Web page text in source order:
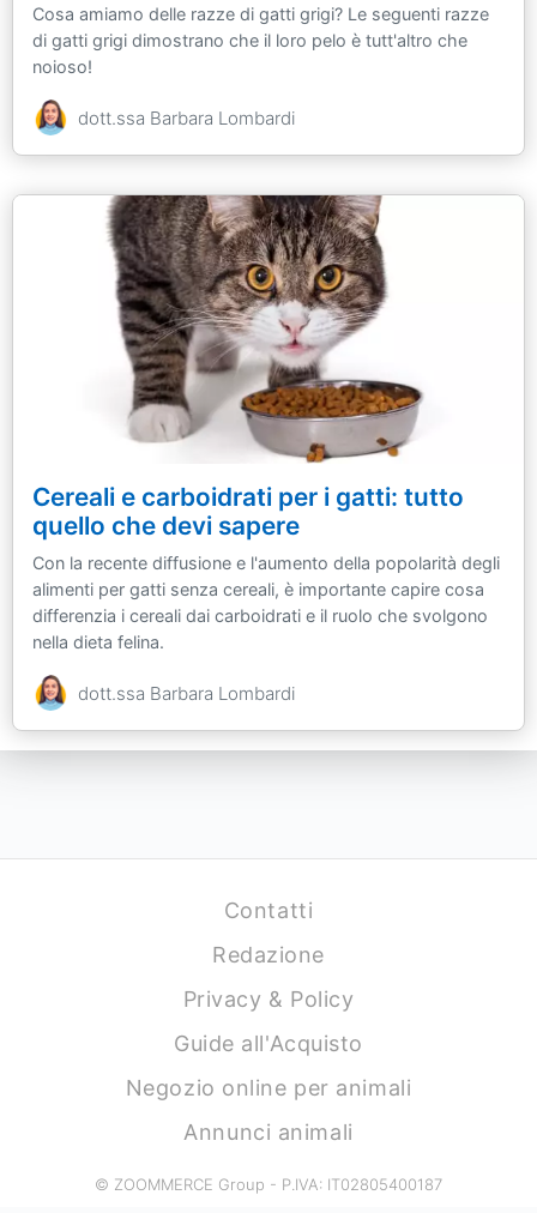
Cosa amiamo delle razze di gatti grigi? Le seguenti razze
di gatti grigi dimostrano che il loro pelo è tutt'altro che
noioso!
dott.ssa Barbara Lombardi
Cereali e carboidrati per i gatti: tutto
quello che devi sapere
Con la recente diffusione e l'aumento della popolarità degli
alimenti per gatti senza cereali, è importante capire cosa
differenzia i cereali dai carboidrati e il ruolo che svolgono
nella dieta felina.
dott.ssa Barbara Lombardi
Contatti
Redazione
Privacy & Policy
Guide all'Acquisto
Negozio online per animali
Annunci animali
© ZOOMMERCE Group - P.IVA: IT02805400187